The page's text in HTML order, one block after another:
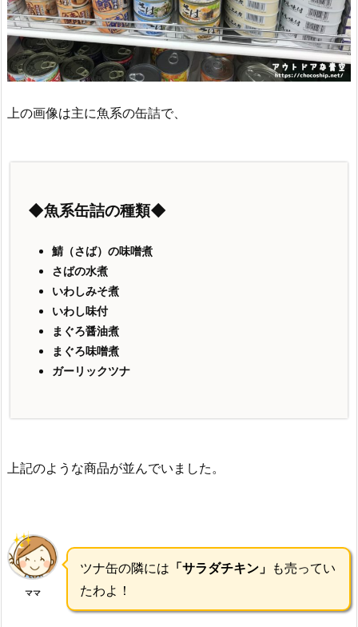
上の画像は主に魚系の缶詰で、
◆魚系缶詰の種類◆
鯖（さば）の味噌煮
さばの水煮
いわしみそ煮
いわし味付
まぐろ醤油煮
まぐろ味噌煮
ガーリックツナ
上記のような商品が並んでいました。
ママ
ツナ缶の隣には 「サラダチキン」 も売ってい
たわよ！